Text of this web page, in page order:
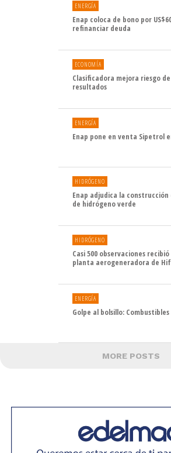
ENERGÍA
Enap coloca de bono por
refinanciar deuda
ECONOMÍA
Clasificadora mejora riesgo
resultados
ENERGÍA
Enap pone en venta Sipetrol
HIDRÓGENO
Enap adjudica la
de hidrógeno verde
HIDRÓGENO
Casi 500 observaciones
planta aerogeneradora de Hif
ENERGÍA
Golpe al bolsillo:
MORE POSTS